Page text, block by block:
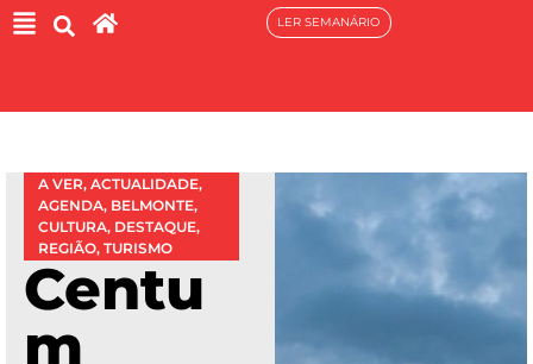
LER SEMANÁRIO
A VER, ACTUALIDADE,
AGENDA, BELMONTE,
CULTURA, DESTAQUE,
REGIÃO, TURISMO
Centu
m